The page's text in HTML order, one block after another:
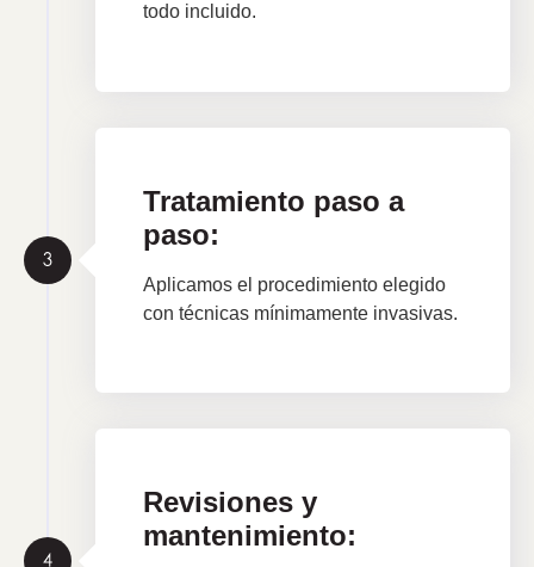
todo incluido.
Tratamiento paso a
paso:
Aplicamos el procedimiento elegido
con técnicas mínimamente invasivas.
Revisiones y
mantenimiento: